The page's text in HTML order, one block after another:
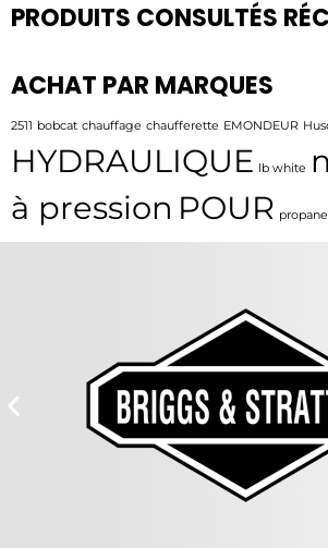
PRODUITS CONSULTÉS
ACHAT PAR MARQUES
2511 bobcat chauffage chaufferette EMONDEUR
HYDRAULIQUE lb white
à pression POUR propane